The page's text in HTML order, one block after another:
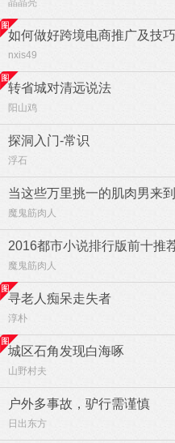
晶晶亮
如何做好跨境电商推广及技
nxis49
转省城对清远说法
阳山鸡
探洞入门-常识
浮石
当这些万里挑一的肌肉男来
魔鬼筋肉人
2016都市小说排行版前十推
魔鬼筋肉人
寻老人痴呆走失者
淳朴
城区石角发现白海啄
山野村夫
户外多事故，驴行需谨慎
日出东方